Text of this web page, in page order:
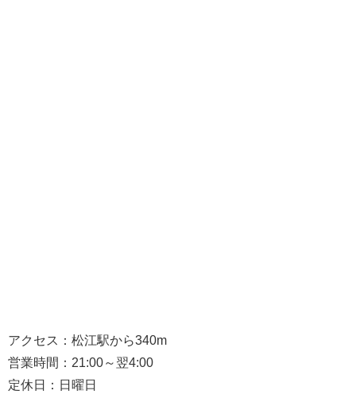
アクセス：松江駅から340m
営業時間：21:00～翌4:00
定休日：日曜日